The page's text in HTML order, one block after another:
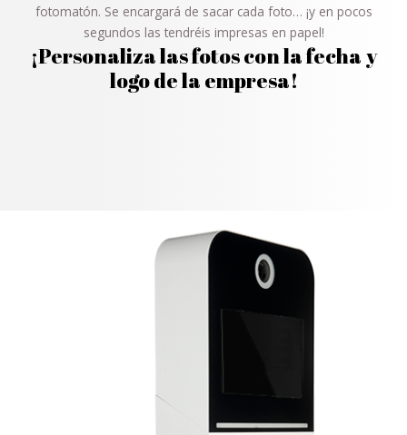
fotomatón. Se encargará de sacar cada foto… ¡y en pocos
segundos las tendréis impresas en papel!
¡Personaliza las fotos con la fecha y
logo de la empresa!